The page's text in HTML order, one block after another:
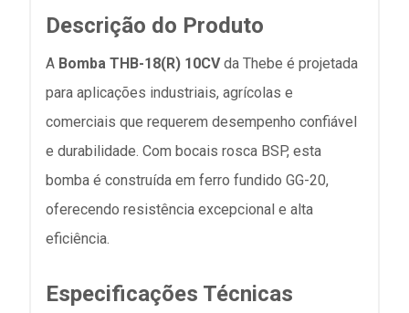
Descrição do Produto
A Bomba THB-18(R) 10CVda Thebe é projetada
para aplicações industriais, agrícolas e
comerciais que requerem desempenho confiável
e durabilidade. Com bocais rosca BSP, esta
bomba é construída em ferro fundido GG-20,
oferecendo resistência excepcional e alta
eficiência.
Especificações Técnicas